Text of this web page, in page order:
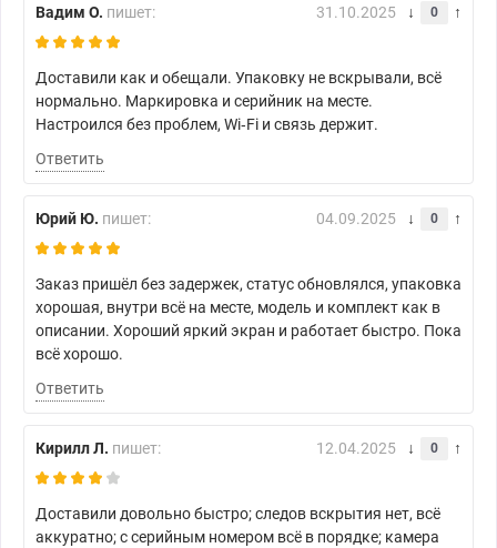
Вадим О. пишет: 31.10.2025 0
Доставили как и обещали. Упаковку не вскрывали, всё
нормально. Маркировка и серийник на месте.
Настроился без проблем, Wi‑Fi и связь держит.
Ответить
Юрий Ю. пишет: 04.09.2025 0
Заказ пришёл без задержек, статус обновлялся, упаковка
хорошая, внутри всё на месте, модель и комплект как в
описании. Хороший яркий экран и работает быстро. Пока
всё хорошо.
Ответить
Кирилл Л. пишет: 12.04.2025 0
Доставили довольно быстро; следов вскрытия нет, всё
аккуратно; с серийным номером всё в порядке; камера